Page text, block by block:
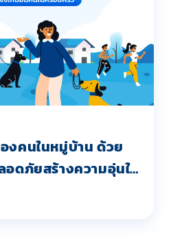
งคนในหมู่บ้าน ด้วย
อดภัยสร้างความอุ่นใจ
ว